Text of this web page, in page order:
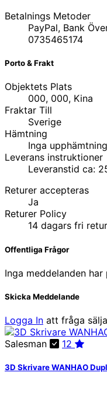
Betalnings Metoder
PayPal, Bank
0735465174
Porto & Frakt
Objektets Plats
000, 000, Kina
Fraktar Till
Sverige
Hämtning
Inga
Leverans instruktioner
Leveranstid ca:
Returer accepteras
Ja
Returer Policy
14 dagars fri
Offentliga Frågor
Inga meddelanden har
Skicka Meddelande
Logga In att fråga
Salesman
12
3D Skrivare WANHAO